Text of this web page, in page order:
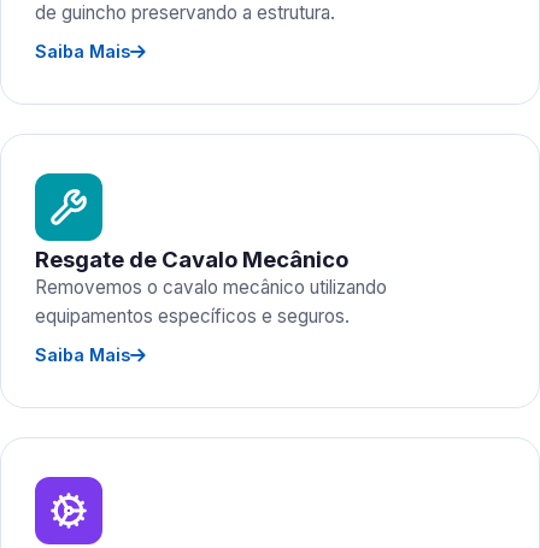
de guincho preservando a estrutura.
Saiba Mais
Resgate de Cavalo Mecânico
Removemos o cavalo mecânico utilizando
equipamentos específicos e seguros.
Saiba Mais